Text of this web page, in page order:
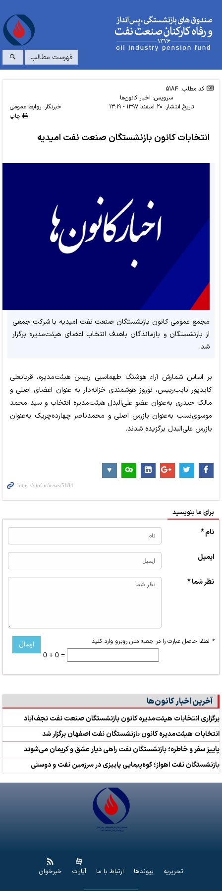
فهرست مطالب
کد مطلب: 5184
سرویس: اخبار کانون‌ها
تاریخ انتشار: ۲۰ اسفند ۱۳۹۷ - ۱۳:۱۹
خبرنگار: روابط عمومی
چاپ
انتخابات کانون بازنشستگان صنعت نفت امیدیه
مجمع عمومی کانون بازنشستگان صنعت نفت امیدیه با شرکت جمعی
از بازنشستگان و بازماندگان باهدف انتخاب اعضای هیئت‌مدیره برگزار
شد.
بر اساس شمارش آراء هوشنگ طهماسبی رییس هیئت‌مدیره، قربانعلی
کایدپور نایب‌رییس، نوروز هوشمندی خزانه‌دار به عنوان اعضای اصلی و
مالک حیدری به‌عنوان عضو علی‌البدل هیئت‌مدیره انتخاب و سید محمد
موسوی‌نسب به‌عنوان بازرس اصلی و محمدناصر چهارده‌چریک به‌عنوان
بازرس علی‌البدل برگزیده شدند.
برای ما بنویسید
نام *
ایمیل
نظر شما *
* لطفا حاصل عبارت را در جعبه متن روبرو وارد کنید
0 + 0 =
آخرین اخبار کانون‌ها
برگزاری انتخابات هیئت‌مدیره کانون بازنشستگان صنعت نفت نجف‌آباد
انتخابات هیئت‌مدیره کانون بازنشستگان نفت اصفهان برگزار شد
پاییزِ سفر و خاطره؛ بازنشستگان نفت راهی دیار عشق و کریمان می‌شوند
بازنشستگان نفت اهواز؛ کوه‌پیمایی پاییزی در سرزمین نفت و دوستی
تحریریه پیوندها ارتباط با ما آپارات خبرخوان